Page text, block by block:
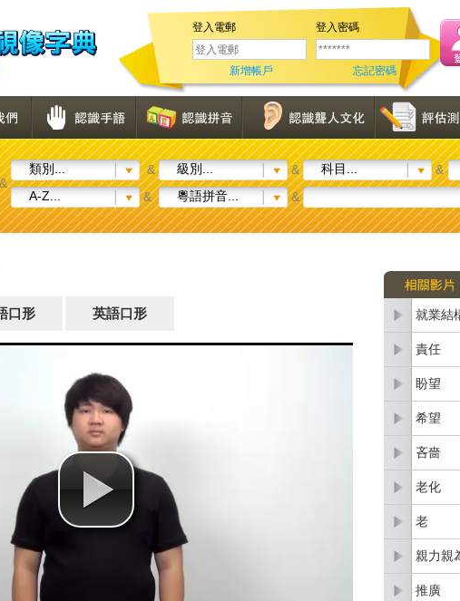
登入電郵 登入密碼
新增帳戶 忘記密碼
類別... & 級別... & 科目...
&
A-Z...
& 粵語拼音... &
口形 英語口形 就業結
責任
盼望
希望
吝嗇
老化
老
親力親
推廣